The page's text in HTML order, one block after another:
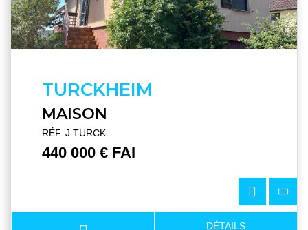
TURCKHEIM
MAISON
RÉF. J TURCK
440 000 € FAI
DÉTAILS